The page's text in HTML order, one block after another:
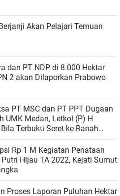
Temuan
dan PT NDP di 8.000 Hektar
PT MSC dan PT PPT Dugaan
UMK Medan, Letkol (P) H
Terbukti Seret ke Ranah
Penataan
Hijau TA 2022, Kejati Sumut
Proses Laporan Puluhan Hektar